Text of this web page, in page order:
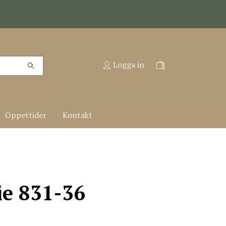
Logga in
Öppettider Kontakt
831-36